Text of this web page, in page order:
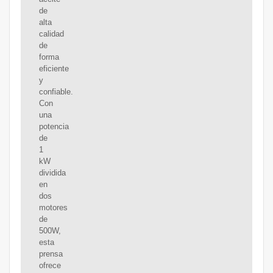
de
alta
calidad
de
forma
eficiente
y
confiable.
Con
una
potencia
de
1
kW
dividida
en
dos
motores
de
500W,
esta
prensa
ofrece